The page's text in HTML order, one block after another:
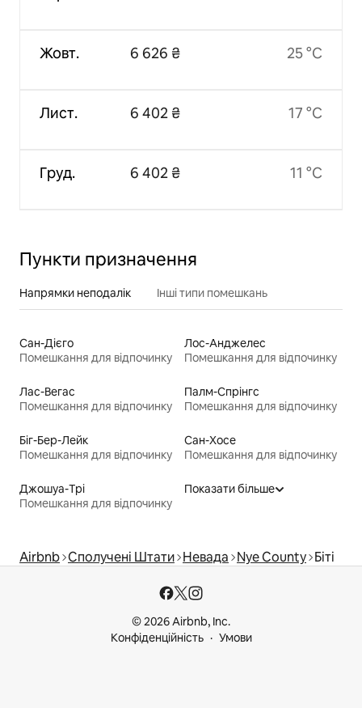
Жовт.
Лист.
Груд.
6 626 ₴
6 402 ₴
6 402 ₴
25 °C
17 °C
11 °C
Пункти призначення
Напрямки неподалік Інші типи помешкань
Сан-Дієго
Помешкання для відпочинку
Лос-Анджелес
Помешкання для відпочинку
Лас-Вегас
Помешкання для відпочинку
Палм-Спрінгс
Помешкання для відпочинку
Біг-Бер-Лейк
Помешкання для відпочинку
Сан-Хосе
Помешкання для відпочинку
Джошуа-Трі
Помешкання для відпочинку
Показати більше
Airbnb Сполучені Штати Невада Nye County Біті
© 2026 Airbnb, Inc.
Конфіденційність
Умови